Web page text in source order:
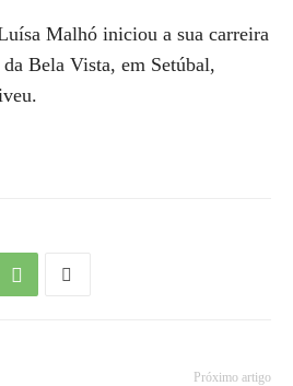
Malhó iniciou a sua carreira
Bela Vista, em Setúbal,
Próximo artigo